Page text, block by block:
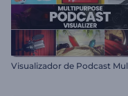
Visualizador de Podcast